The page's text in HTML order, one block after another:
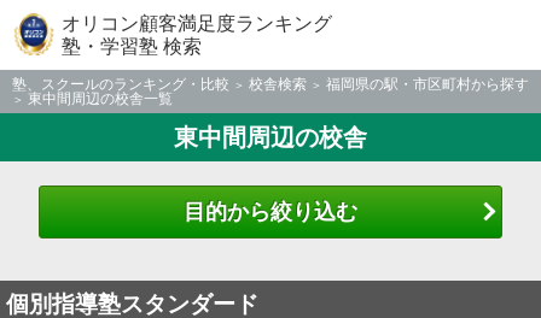
オリコン顧客満足度ランキング
塾・学習塾 検索
塾、スクールのランキング・比較 校舎検索
福岡県の駅・市区町村から探す
東中間周辺の校舎一覧
東中間周辺の校舎
目的から絞り込む
個別指導塾スタンダード